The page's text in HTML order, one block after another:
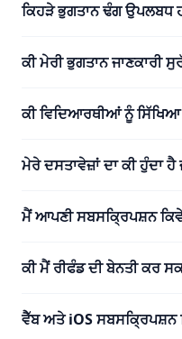
ਕਿਹੜੇ ਭੁਗਤਾਨ ਢੰਗ ਉਪਲਬਧ
ਕੀ ਮੇਰੀ ਭੁਗਤਾਨ ਜਾਣਕਾਰੀ
ਕੀ ਵਿਦਿਆਰਥੀਆਂ ਨੂੰ
ਮੇਰੇ ਦਸਤਾਵੇਜ਼ਾਂ ਦਾ ਕੀ ਹੁੰਦਾ
ਮੈਂ ਆਪਣੀ ਸਬਸਕ੍ਰਿਪਸ਼ਨ
ਕੀ ਮੈਂ ਰੀਫੰਡ ਦੀ ਬੇਨਤੀ ਕਰ
ਵੈੱਬ ਅਤੇ iOS ਸਬਸਕ੍ਰਿਪਸ਼ਨ